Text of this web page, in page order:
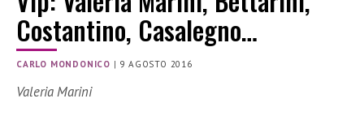
Costantino, Casalegno…
CARLO MONDONICO | 9 AGOSTO 2016
Valeria Marini